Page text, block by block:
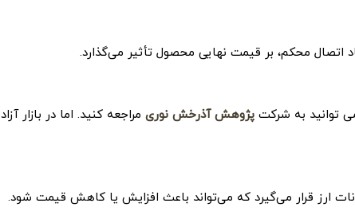
اتصال محکم، بر قیمت نهایی محصول تأثیر می‌گذارد.
توانید به شرکتپژوهش آذرخش نوری مراجعه کنید. اما در بازار آزاد
ارز قرار می‌گیرد که می‌تواند باعث افزایش یا کاهش قیمت شود.